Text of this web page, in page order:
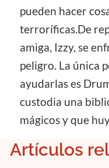
pueden hacer
terroríficas.De
amiga, Izzy, se
peligro. La única
ayudarlas es
custodia una
mágicos y que
Artículos